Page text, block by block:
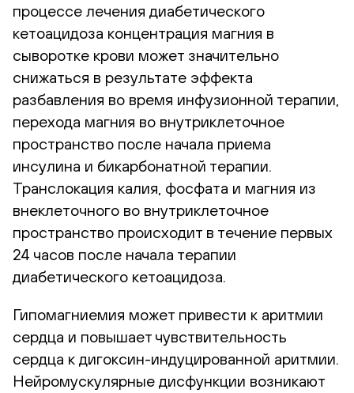
процессе лечения диабетического
кетоацидоза концентрация магния в
сыворотке крови может значительно
снижаться в результате эффекта
разбавления во время инфузионной терапии,
перехода магния во внутриклеточное
пространство после начала приема
инсулина и бикарбонатной терапии.
Транслокация калия, фосфата и магния из
внеклеточного во внутриклеточное
пространство происходит в течение первых
24 часов после начала терапии
диабетического кетоацидоза.
Гипомагниемия может привести к аритмии
сердца и повышает чувствительность
сердца к дигоксин-индуцированной аритмии.
Нейромускулярные дисфункции возникают